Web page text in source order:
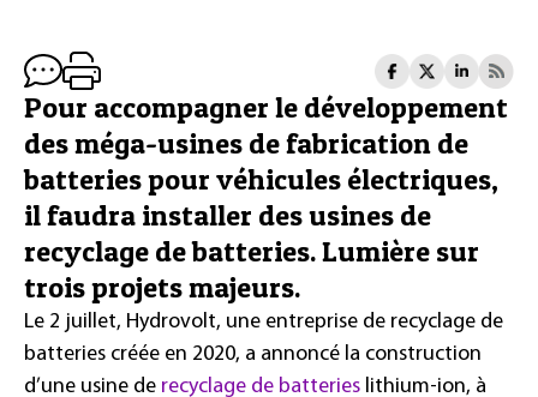
Pour accompagner le développement
des méga-usines de fabrication de
batteries pour véhicules électriques,
il faudra installer des usines de
recyclage de batteries. Lumière sur
trois projets majeurs.
Le 2 juillet, Hydrovolt, une entreprise de recyclage de
batteries créée en 2020, a annoncé la construction
d’une usine de recyclage de batteries lithium-ion, à